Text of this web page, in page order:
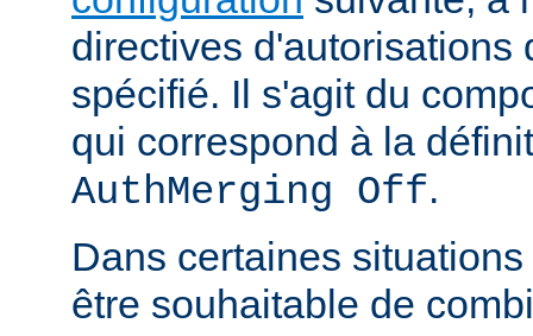
directives d'autorisations
spécifié. Il s'agit du
qui correspond à la
AuthMerging Off.
Dans certaines
être souhaitable de